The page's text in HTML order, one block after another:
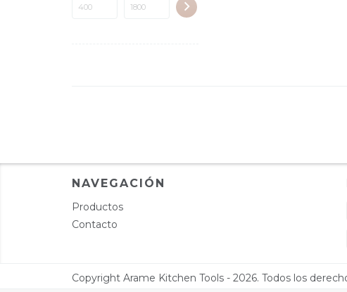
NAVEGACIÓN
Productos
Contacto
Copyright Arame Kitchen Tools - 2026. Todos los